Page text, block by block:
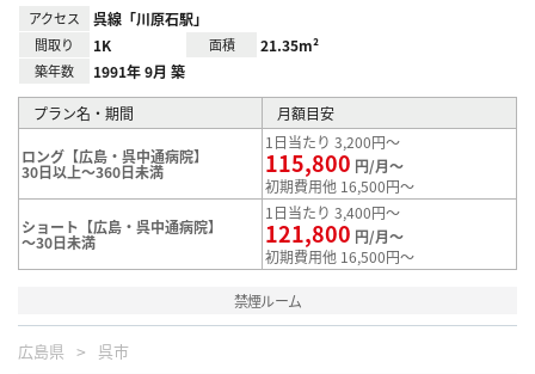
アクセス 呉線「川原石駅」
間取り 1K 面積 21.35m²
築年数 1991年 9月 築
プラン名・期間 月額目安
ロング【広島・呉中通病院】
30日以上～360日未満
1日当たり 3,200円～
115,800 円/月～
初期費用他 16,500円～
ショート【広島・呉中通病院】
～30日未満
1日当たり 3,400円～
121,800 円/月～
初期費用他 16,500円～
禁煙ルーム
広島県 呉市